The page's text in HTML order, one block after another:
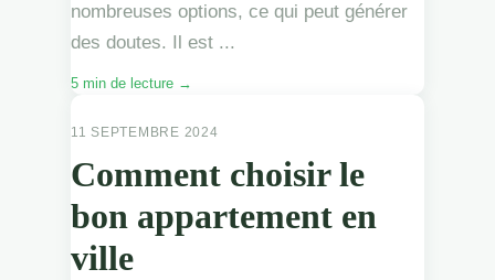
nombreuses options, ce qui peut générer
des doutes. Il est ...
5 min de lecture →
11 SEPTEMBRE 2024
Comment choisir le
bon appartement en
ville